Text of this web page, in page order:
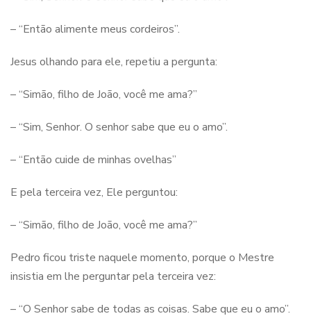
– “Então alimente meus cordeiros”.
Jesus olhando para ele, repetiu a pergunta:
– “Simão, filho de João, você me ama?”
– “Sim, Senhor. O senhor sabe que eu o amo”.
– “Então cuide de minhas ovelhas”
E pela terceira vez, Ele perguntou:
– “Simão, filho de João, você me ama?”
Pedro ficou triste naquele momento, porque o Mestre
insistia em lhe perguntar pela terceira vez:
– “O Senhor sabe de todas as coisas. Sabe que eu o amo”.